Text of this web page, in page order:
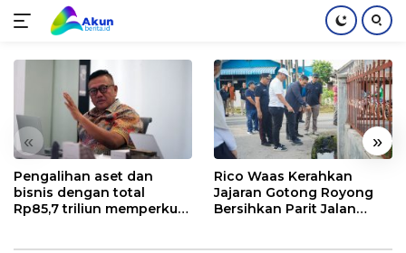
« »
Pengalihan aset dan
bisnis dengan total
Rp85,7 triliun memperkuat
Rico Waas Kerahkan
Jajaran Gotong Royong
Bersihkan Parit Jalan